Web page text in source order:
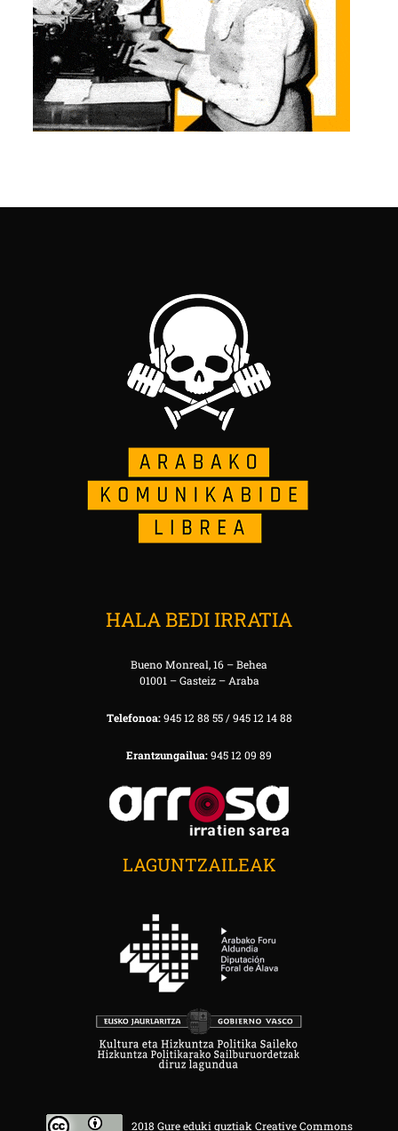
HALA BEDI IRRATIA
Bueno Monreal, 16 – Behea
01001 – Gasteiz – Araba
Telefonoa:945 12 88 55 / 945 12 14 88
Erantzungailua:945 12 09 89
LAGUNTZAILEAK
2018 Gure eduki guztiak Creative Commons